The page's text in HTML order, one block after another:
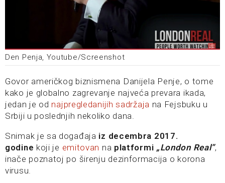
Den Penja, Youtube/Screenshot
Govor američkog biznismena Danijela Penje, o tome
kako je globalno zagrevanje najveća prevara ikada,
jedan je od najpregledanijih sadržaja na Fejsbuku u
Srbiji u poslednjih nekoliko dana.
Snimak je sa događaja iz decembra 2017.
godine koji je emitovan na platformi „London Real”,
inače poznatoj po širenju dezinformacija o korona
virusu.